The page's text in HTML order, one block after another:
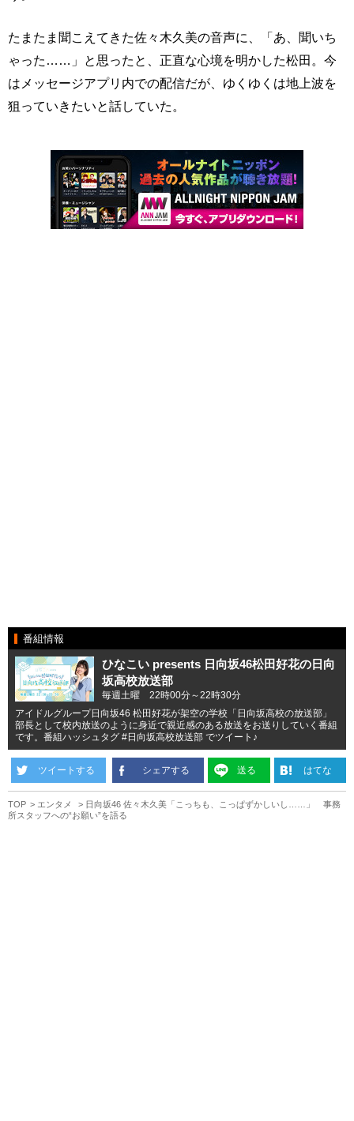
たまたま聞こえてきた佐々木久美の音声に、「あ、聞いち
ゃった……」と思ったと、正直な心境を明かした松田。今
はメッセージアプリ内での配信だが、ゆくゆくは地上波を
狙っていきたいと話していた。
番組情報
ひなこい presents 日向坂46松田好花の日向
坂高校放送部
毎週土曜 22時00分～22時30分
アイドルグループ日向坂46 松田好花が架空の学校「日向坂高校の放送部」
部長として校内放送のように身近で親近感のある放送をお送りしていく番組
です。番組ハッシュタグ #日向坂高校放送部 でツイート♪
ツイートする シェアする 送る はてな
TOP エンタメ
日向坂46 佐々木久美「こっちも、こっぱずかしいし……」 事務
所スタッフへの“お願い”を語る